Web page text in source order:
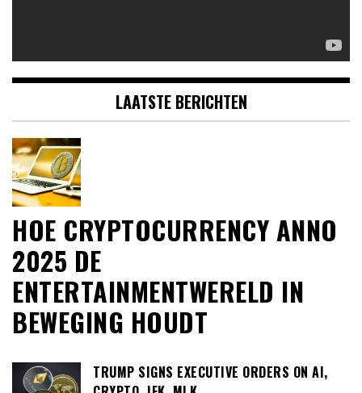
LAATSTE BERICHTEN
HOE CRYPTOCURRENCY ANNO
2025 DE
ENTERTAINMENTWERELD IN
BEWEGING HOUDT
TRUMP SIGNS EXECUTIVE ORDERS ON AI,